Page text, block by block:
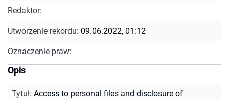
Redaktor:
Utworzenie rekordu: 09.06.2022, 01:12
Oznaczenie praw:
Opis
Tytuł: Access to personal files and disclosure of